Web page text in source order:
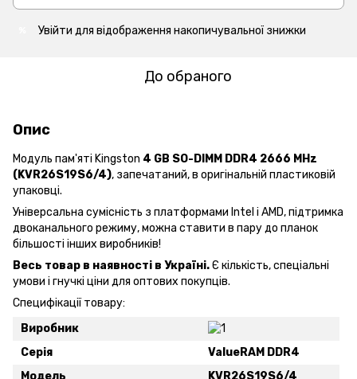
Увійти для відображення накопичувальної знижки
До обраного
Опис
Модуль пам'яті Kingston 4 GB SO-DIMM DDR4 2666 MHz
(KVR26S19S6/4), запечатаний, в оригінальній пластиковій
упаковці.
Універсальна сумісність з платформами Intel і AMD, підтримка
двоканального режиму, можна ставити в пару до планок
більшості інших виробників!
Весь товар в наявності в Україні.Є кількість, спеціальні
умови і гнучкі ціни для оптових покупців.
Специфікації товару:
Виробник
Серія
ValueRAM DDR4
Модель
KVR26S19S6/4